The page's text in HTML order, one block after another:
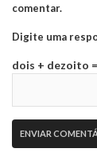
comentar.
Digite uma
dois + dezoito =